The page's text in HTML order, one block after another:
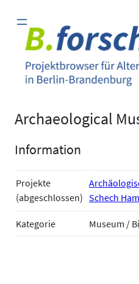
Inhalt
springen
Archaeological
Information
Projekte
(abgeschlossen) Schech
Kategorie Museum /